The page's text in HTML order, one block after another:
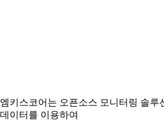
엠키스코어는 오픈소스 모니터링 솔루
데이터를 이용하여